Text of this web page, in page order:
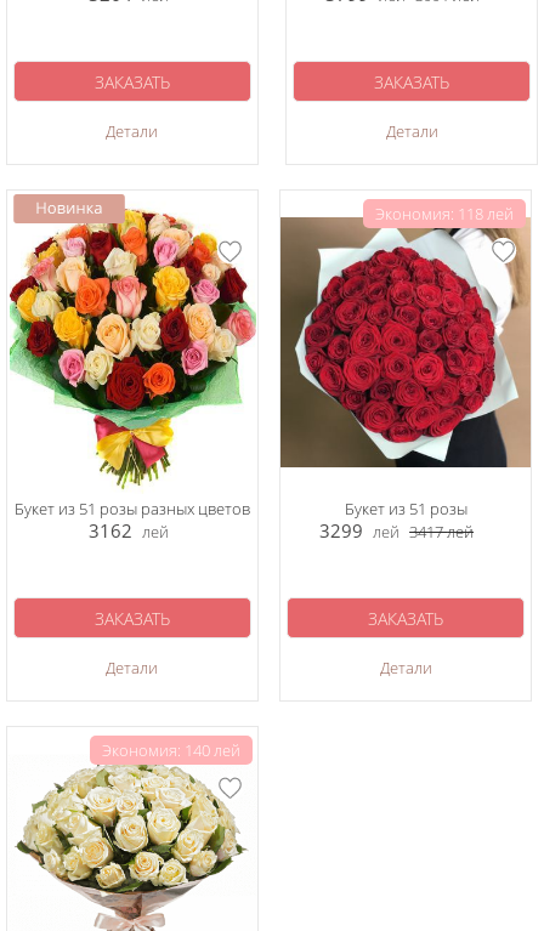
Детали
ЗАКАЗАТЬ
Детали
ЗАКАЗАТЬ
Букет из 51 розы разных цветов
3162 лей
Детали
ЗАКАЗАТЬ
Экономия: 118 лей
Букет из 51 розы
3299 лей 3417лей
Детали
ЗАКАЗАТЬ
Экономия: 140 лей